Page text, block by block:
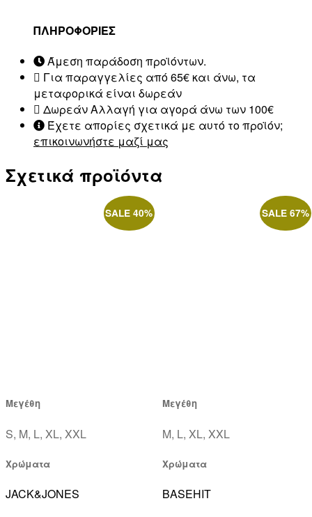
ΠΛΗΡΟΦΟΡΙΕΣ
Άμεση παράδοση προϊόντων.
Για παραγγελίες από 65€ και άνω, τα
μεταφορικά είναι δωρεάν
Δωρεάν Αλλαγή για αγορά άνω των 100€
Έχετε απορίες σχετικά με αυτό το προϊόν;
επικοινωνήστε μαζί μας
Σχετικά προϊόντα
SALE 40%
Μεγέθη
S, M, L, XL, XXL
Χρώματα
JACK&JONES
SALE 67%
Μεγέθη
M, L, XL, XXL
Χρώματα
BASEHIT